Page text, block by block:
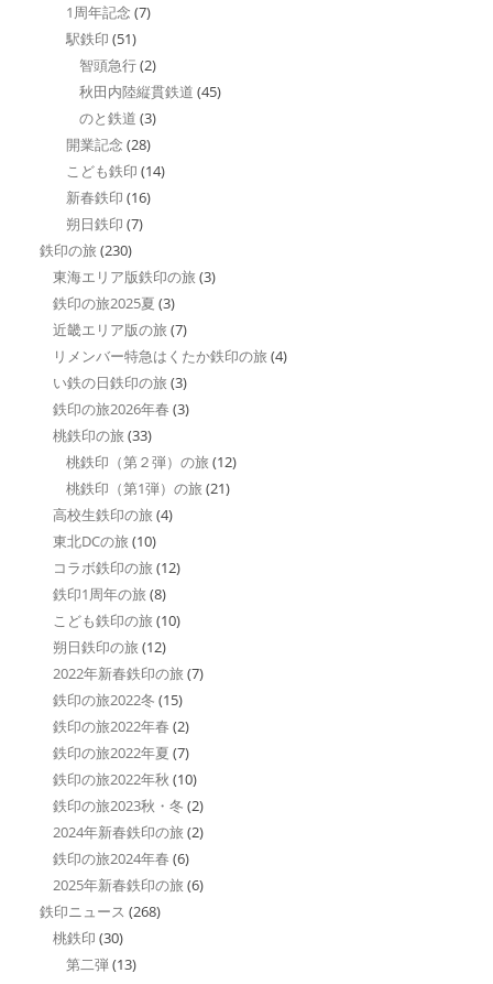
1周年記念 (7)
駅鉄印 (51)
智頭急行(2)
秋田内陸縦貫鉄道 (45)
のと鉄道 (3)
開業記念 (28)
こども鉄印 (14)
新春鉄印 (16)
朔日鉄印 (7)
鉄印の旅 (230)
東海エリア版鉄印の旅 (3)
鉄印の旅2025夏 (3)
近畿エリア版の旅 (7)
リメンバー特急はくたか鉄印の旅 (4)
い鉄の日鉄印の旅 (3)
鉄印の旅2026年春 (3)
桃鉄印の旅 (33)
桃鉄印（第２弾）の旅 (12)
桃鉄印（第1弾）の旅 (21)
高校生鉄印の旅 (4)
東北DCの旅 (10)
コラボ鉄印の旅 (12)
鉄印1周年の旅 (8)
こども鉄印の旅 (10)
朔日鉄印の旅 (12)
2022年新春鉄印の旅 (7)
鉄印の旅2022冬 (15)
鉄印の旅2022年春 (2)
鉄印の旅2022年夏 (7)
鉄印の旅2022年秋 (10)
鉄印の旅2023秋・冬 (2)
2024年新春鉄印の旅 (2)
鉄印の旅2024年春 (6)
2025年新春鉄印の旅 (6)
鉄印ニュース (268)
桃鉄印 (30)
第二弾(13)